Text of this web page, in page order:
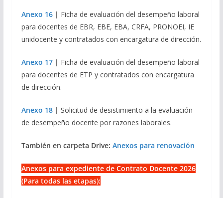
Anexo 16| Ficha de evaluación del desempeño laboral
para docentes de EBR, EBE, EBA, CRFA, PRONOEI, IE
unidocente y contratados con encargatura de dirección.
Anexo 17 | Ficha de evaluación del desempeño laboral
para docentes de ETP y contratados con encargatura
de dirección.
Anexo 18| Solicitud de desistimiento a la evaluación
de desempeño docente por razones laborales.
También en carpeta Drive: Anexos para renovación
Anexos para expediente de Contrato Docente 2026
(Para todas las etapas):